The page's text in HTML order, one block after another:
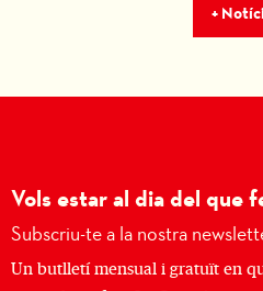
+
Vols estar al dia del que
Subscriu-te a la nostra
Un butlletí mensual i gratuït en